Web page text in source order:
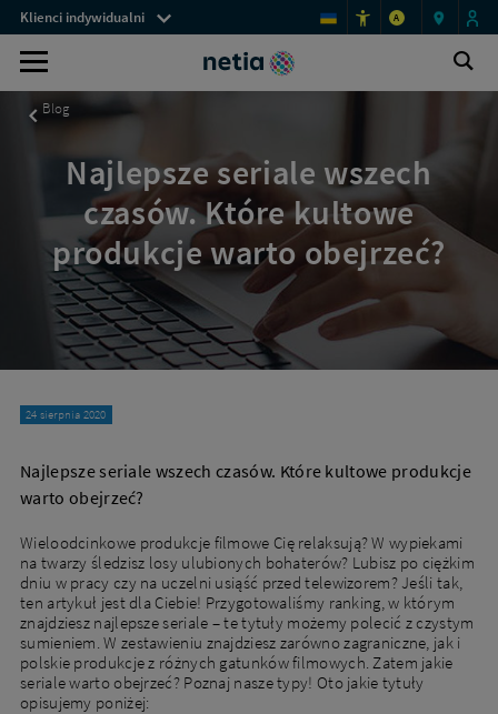
Najlepsze
seriale
wszech
czasów
–
Menu
przestrzeni
klienckich
Klienci indywidualni A
Kanały
TV
wybierz
swoje
ulubione
kanały
Wyszukiwarka
Blog
Najlepsze seriale wszech
czasów. Które kultowe
produkcje warto obejrzeć?
24 sierpnia 2020
Najlepsze seriale wszech czasów. Które kultowe produkcje
warto obejrzeć?
Wieloodcinkowe produkcje filmowe Cię relaksują? W wypiekami
na twarzy śledzisz losy ulubionych bohaterów? Lubisz po ciężkim
dniu w pracy czy na uczelni usiąść przed telewizorem? Jeśli tak,
ten artykuł jest dla Ciebie! Przygotowaliśmy ranking, w którym
znajdziesz najlepsze seriale – te tytuły możemy polecić z czystym
sumieniem. W zestawieniu znajdziesz zarówno zagraniczne, jak i
polskie produkcje z różnych gatunków filmowych. Zatem jakie
seriale warto obejrzeć? Poznaj nasze typy! Oto jakie tytuły
opisujemy poniżej: